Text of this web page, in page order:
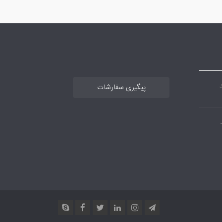
شیراز خیابان پاسارگاد -فرعی 4-
پیگیری سفارشات